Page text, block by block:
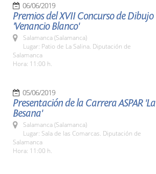
06/06/2019
Premios del XVII Concurso de Dibujo
'Venancio Blanco'
Salamanca (Salamanca)
Lugar: Patio de La Salina. Diputación de
Salamanca
Hora: 11:00 h.
05/06/2019
Presentación de la Carrera ASPAR 'La
Besana'
Salamanca (Salamanca)
Lugar: Sala de las Comarcas. Diputación de
Salamanca
Hora: 11:00 h.